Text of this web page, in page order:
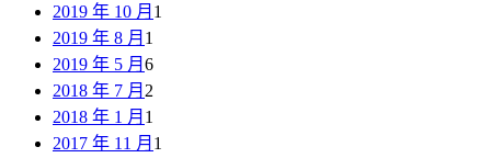
2019 年 10 月 1
2019 年 8 月 1
2019 年 5 月 6
2018 年 7 月 2
2018 年 1 月 1
2017 年 11 月 1